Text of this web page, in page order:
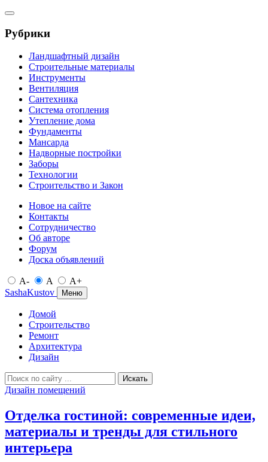
Рубрики
Ландшафтный дизайн
Строительные материалы
Инструменты
Вентиляция
Сантехника
Система отопления
Утепление дома
Фундаменты
Мансарда
Надворные постройки
Заборы
Технологии
Строительство и Закон
Новое на сайте
Контакты
Сотрудничество
Об авторе
Форум
Доска объявлений
A- A
A+
SashaKustov
Меню
Домой
Строительство
Ремонт
Архитектура
Дизайн
Искать
Дизайн помещений
Отделка гостиной: современные идеи,
материалы и тренды для стильного
интерьера